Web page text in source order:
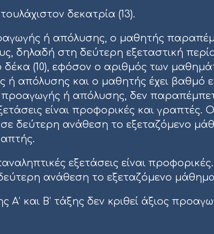
δεκατρία (13).
ή απόλυσης, ο μαθητής
δηλαδή στη δεύτερη εξεταστική
(10), εφόσον ο αριθμός των
απόλυσης και ο μαθητής έχει βαθμό
ή απόλυσης, δεν
είναι προφορικές και γραπτές.
δεύτερη ανάθεση το εξεταζόμενο
εξετάσεις είναι
ανάθεση το εξεταζόμενο μάθημα,
Α’ και Β’ τάξης δεν κριθεί άξιος